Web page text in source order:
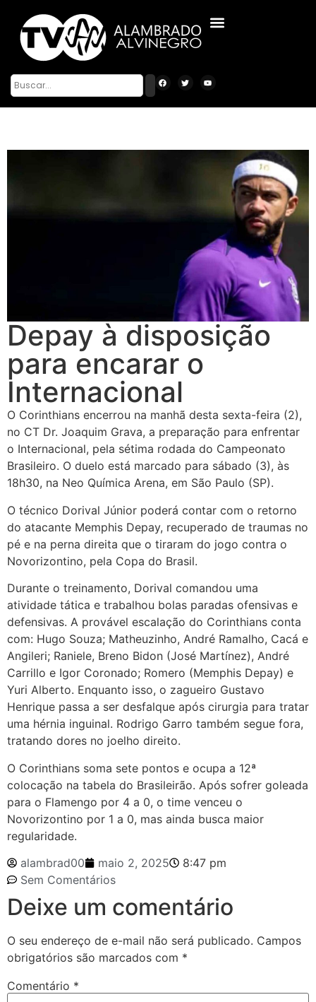
Depay à disposição
para encarar o
Internacional
O Corinthians encerrou na manhã desta sexta-feira (2),
no CT Dr. Joaquim Grava, a preparação para enfrentar
o Internacional, pela sétima rodada do Campeonato
Brasileiro. O duelo está marcado para sábado (3), às
18h30, na Neo Química Arena, em São Paulo (SP).
O técnico Dorival Júnior poderá contar com o retorno
do atacante Memphis Depay, recuperado de traumas no
pé e na perna direita que o tiraram do jogo contra o
Novorizontino, pela Copa do Brasil.
Durante o treinamento, Dorival comandou uma
atividade tática e trabalhou bolas paradas ofensivas e
defensivas. A provável escalação do Corinthians conta
com: Hugo Souza; Matheuzinho, André Ramalho, Cacá e
Angileri; Raniele, Breno Bidon (José Martínez), André
Carrillo e Igor Coronado; Romero (Memphis Depay) e
Yuri Alberto. Enquanto isso, o zagueiro Gustavo
Henrique passa a ser desfalque após cirurgia para tratar
uma hérnia inguinal. Rodrigo Garro também segue fora,
tratando dores no joelho direito.
O Corinthians soma sete pontos e ocupa a 12ª
colocação na tabela do Brasileirão. Após sofrer goleada
para o Flamengo por 4 a 0, o time venceu o
Novorizontino por 1 a 0, mas ainda busca maior
regularidade.
alambrad00
maio 2, 2025
8:47 pm
Sem Comentários
Deixe um comentário
O seu endereço de e-mail não será publicado. Campos
obrigatórios são marcados com *
Comentário *